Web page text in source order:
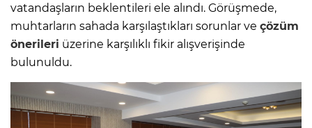
vatandaşların beklentileri ele alındı. Görüşmede,
muhtarların sahada karşılaştıkları sorunlar ve çözüm
önerileri üzerine karşılıklı fikir alışverişinde
bulunuldu.